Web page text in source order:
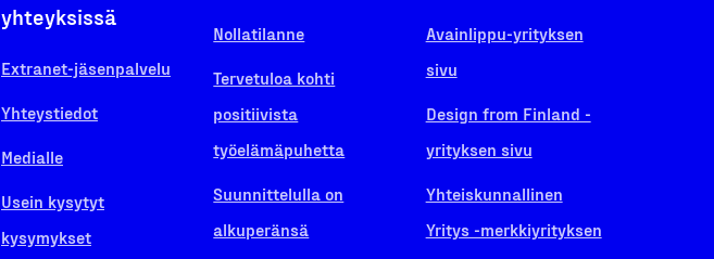
yhteyksissä
Extranet-jäsenpalvelu
Yhteystiedot
Medialle
Usein kysytyt
kysymykset
Nollatilanne
Tervetuloa kohti
positiivista
työelämäpuhetta
Suunnittelulla on
alkuperänsä
Avainlippu-yrityksen
sivu
Design from Finland -
yrityksen sivu
Yhteiskunnallinen
Yritys -merkkiyrityksen